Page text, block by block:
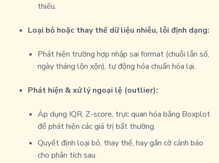
thiếu.
Loại bỏ hoặc thay thế dữ liệu nhiễu, lỗi định dạng:
Phát hiện trường hợp nhập sai format (chuỗi lẫn số,
ngày tháng lộn xộn), tự động hóa chuẩn hóa lại.
Phát hiện & xử lý ngoại lệ (outlier):
Áp dụng IQR, Z-score, trực quan hóa bằng Boxplot
để phát hiện các giá trị bất thường.
Quyết định loại bỏ, thay thế, hay gắn cờ cảnh báo
cho phân tích sau.